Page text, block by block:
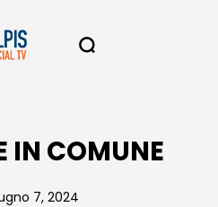
IN COMUNE
7, 2024